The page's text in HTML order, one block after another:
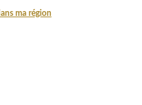
ma région